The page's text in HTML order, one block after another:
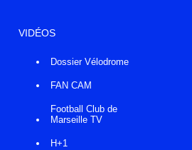
VIDÉOS
Dossier Vélodrome
FAN CAM
Football Club de
Marseille TV
H+1